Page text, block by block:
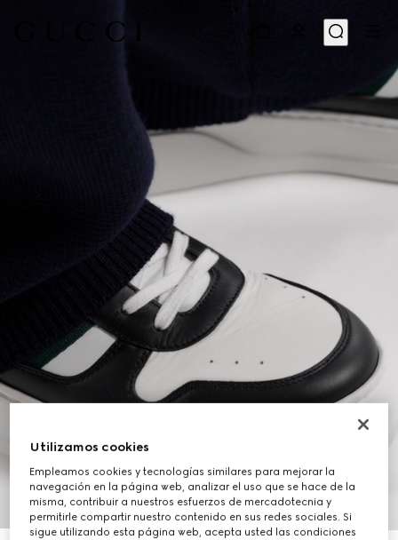
8
Utilizamos cookies
Empleamos cookies y tecnologías similares para mejorar la
navegación en la página web, analizar el uso que se hace de la
misma, contribuir a nuestros esfuerzos de mercadotecnia y
permitirle compartir nuestro contenido en sus redes sociales. Si
sigue utilizando esta página web, acepta usted las condiciones